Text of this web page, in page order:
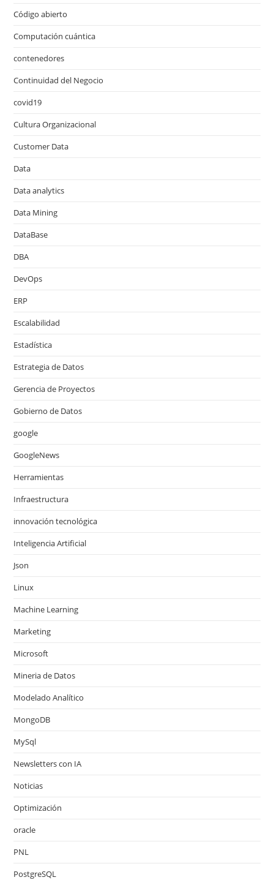
Código abierto
Computación cuántica
contenedores
Continuidad del Negocio
covid19
Cultura Organizacional
Customer Data
Data
Data analytics
Data Mining
DataBase
DBA
DevOps
ERP
Escalabilidad
Estadística
Estrategia de Datos
Gerencia de Proyectos
Gobierno de Datos
google
GoogleNews
Herramientas
Infraestructura
innovación tecnológica
Inteligencia Artificial
Json
Linux
Machine Learning
Marketing
Microsoft
Mineria de Datos
Modelado Analítico
MongoDB
MySql
Newsletters con IA
Noticias
Optimización
oracle
PNL
PostgreSQL